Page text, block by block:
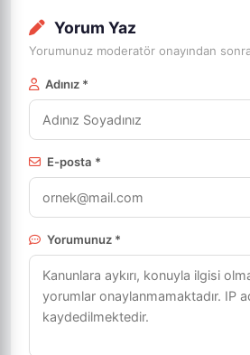
Yorum Yaz
Yorumunuz moderatör onayından sonra
Adınız *
E-posta *
Yorumunuz *